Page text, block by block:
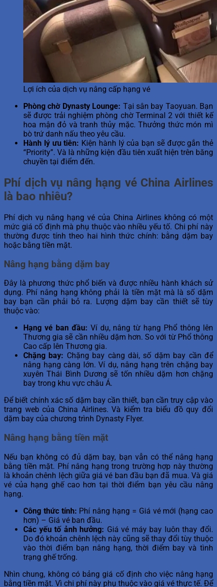
Lợi ích của dịch vụ nâng cấp hạng vé
Phòng chờ Dynasty Lounge: Tại sân bay Taoyuan. Bạn
sẽ được trải nghiệm phòng chờ Terminal 2 với thiết kế
hoa mận đỏ và tranh thủy mặc. Thưởng thức món mì
bò trứ danh nấu theo yêu cầu.
Hành lý ưu tiên: Kiện hành lý của bạn sẽ được gắn thẻ
“Priority”. Và là những kiện đầu tiên xuất hiện trên băng
chuyền tại điểm đến.
Phí dịch vụ nâng hạng vé China Airlines
là bao nhiêu?
Phí dịch vụ nâng hạng vé của China Airlines không có một
mức giá cố định mà phụ thuộc vào nhiều yếu tố. Chi phí này
thường được tính theo hai hình thức chính: bằng dặm bay
hoặc bằng tiền mặt.
Nâng hạng bằng dặm bay
Đây là phương thức phổ biến và được nhiều hành khách sử
dụng. Phí nâng hạng không phải là tiền mặt mà là số dặm
bay bạn cần phải bỏ ra. Lượng dặm bay cần thiết sẽ tùy
thuộc vào:
Hạng vé ban đầu: Ví dụ, nâng từ hạng Phổ thông lên
Thương gia sẽ cần nhiều dặm hơn. So với từ Phổ thông
Cao cấp lên Thương gia.
Chặng bay: Chặng bay càng dài, số dặm bay cần để
nâng hạng càng lớn. Ví dụ, nâng hạng trên chặng bay
xuyên Thái Bình Dương sẽ tốn nhiều dặm hơn chặng
bay trong khu vực châu Á.
Để biết chính xác số dặm bay cần thiết, bạn cần truy cập vào
trang web của China Airlines. Và kiểm tra biểu đồ quy đổi
dặm bay của chương trình Dynasty Flyer.
Nâng hạng bằng tiền mặt
Nếu bạn không có đủ dặm bay, bạn vẫn có thể nâng hạng
bằng tiền mặt. Phí nâng hạng trong trường hợp này thường
là khoản chênh lệch giữa giá vé ban đầu bạn đã mua. Và giá
vé của hạng ghế cao hơn tại thời điểm bạn yêu cầu nâng
hạng.
Công thức tính: Phí nâng hạng = Giá vé mới (hạng cao
hơn) – Giá vé ban đầu.
Các yếu tố ảnh hưởng: Giá vé máy bay luôn thay đổi.
Do đó khoản chênh lệch này cũng sẽ thay đổi tùy thuộc
vào thời điểm bạn nâng hạng, thời điểm bay và tình
trạng ghế trống.
Nhìn chung, không có bảng giá cố định cho việc nâng hạng
bằng tiền mặt. Vì chi phí này phụ thuộc vào giá vé thực tế. Để